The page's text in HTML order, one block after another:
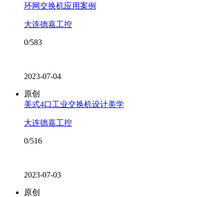
环网交换机应用案例
大连德嘉工控
0/583
2023-07-04
原创
美式4口工业交换机设计美学
大连德嘉工控
0/516
2023-07-03
原创